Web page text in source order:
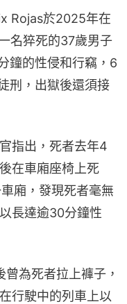
Rojas於2025年在
名猝死的37歲男子
鐘的性侵和行竊，6
刑，出獄後還須接
指出，死者去年4
在車廂座椅上死
廂，發現死者毫無
長達逾30分鐘性
為死者拉上褲子，
行駛中的列車上以